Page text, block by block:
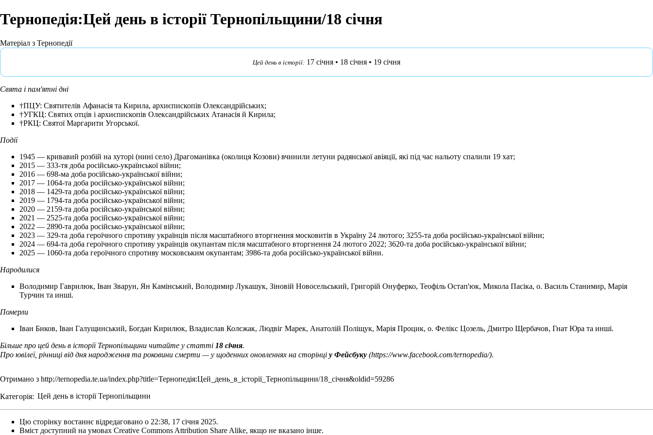
Тернопедія:Цей день в історії Тернопільщини/18 січня
Матеріал з Тернопедії
Цей день в історії: 17 січня • 18 січня • 19 січня
Свята і пам'ятні дні
†ПЦУ: Святителів Афанасія та Кирила, архиєпископів Олександрійських;
†УГКЦ: Святих отців і архиєпископів Олександрійських Атанасія й Кирила;
†РКЦ: Святої Маргарити Угорської.
Події
1945 — кривавий розбій на хуторі (нині село) Драгоманівка (околиця Козови) вчинили летуни радянської авіяції, які під час нальоту спалили 19 хат;
2015 — 333-тя доба російсько-української війни;
2016 — 698-ма доба російсько-української війни;
2017 — 1064-та доба російсько-української війни;
2018 — 1429-та доба російсько-української війни;
2019 — 1794-та доба російсько-української війни;
2020 — 2159-та доба російсько-української війни;
2021 — 2525-та доба російсько-української війни;
2022 — 2890-та доба російсько-української війни;
2023 — 329-та доба героїчного спротиву українців після масштабного вторгнення московитів в Україну 24 лютого; 3255-та доба російсько-української війни;
2024 — 694-та доба героїчного спротиву українців окупантам після масштабного вторгнення 24 лютого 2022; 3620-та доба російсько-української війни;
2025 — 1060-та доба героїчного спротиву московським окупантам; 3986-та доба російсько-української війни.
Народилися
Володимир Гаврилюк, Іван Зварун, Ян Камінський, Володимир Лукашук, Зіновій Новосельський, Григорій Онуферко, Теофіль Остап'юк, Микола Пасіка, о. Василь Станимир, Марія
Турчин та инші.
Померли
Іван Биков, Іван Галущинський, Богдан Кирилюк, Владислав Колєжак, Людвіг Марек, Анатолій Поліщук, Марія Процик, о. Фелікс Цозель, Дмитро Щербачов, Гнат Юра та инші.
Більше про цей день в історії Тернопільщини читайте у статті 18 січня.
Про ювілеї, річниці від дня народження та роковини смерти — у щоденних оновленнях на сторінці у Фейсбуку .
Отримано з http://ternopedia.te.ua/index.php?title=Тернопедія:Цей_день_в_історії_Тернопільщини/18_січня&oldid=59286
Категорія: Цей день в історії Тернопільщини
Цю сторінку востаннє відредаговано о 22:38, 17 січня 2025.
Вміст доступний на умовах Creative Commons Attribution Share Alike, якщо не вказано інше.